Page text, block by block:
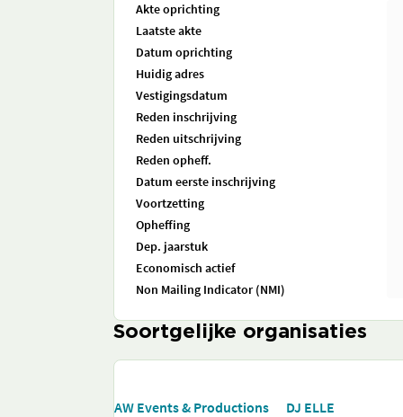
Akte oprichting
Laatste akte
Datum oprichting
Huidig adres
Vestigingsdatum
Reden inschrijving
Reden uitschrijving
Reden opheff.
Datum eerste inschrijving
Voortzetting
Opheffing
Dep. jaarstuk
Economisch actief
Non Mailing Indicator (NMI)
Soortgelijke organisaties
AW Events & Productions DJ ELLE